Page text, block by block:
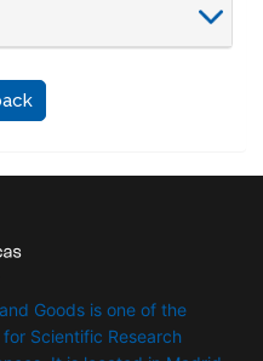
Goods is one of the
Scientific Research